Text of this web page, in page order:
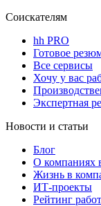
Соискателям
hh PRO
Готовое
Все сервисы
Хочу у вас
Экспертная
Новости и статьи
Блог
О компаниях
Жизнь в
ИТ-проекты
Рейтинг